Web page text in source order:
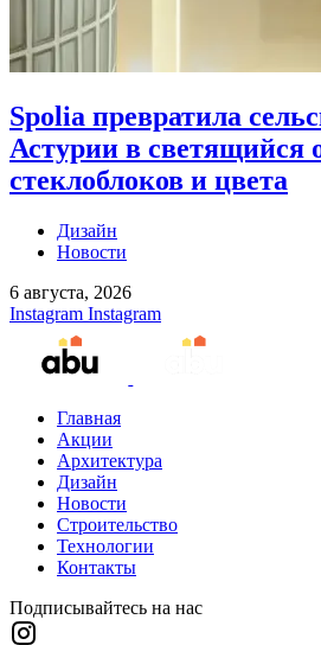
Spolia превратила
Астурии в светящийся
стеклоблоков и цвета
Дизайн
Новости
6 августа, 2026
Instagram Instagram
Главная
Акции
Архитектура
Дизайн
Новости
Строительство
Технологии
Контакты
Подписывайтесь на нас